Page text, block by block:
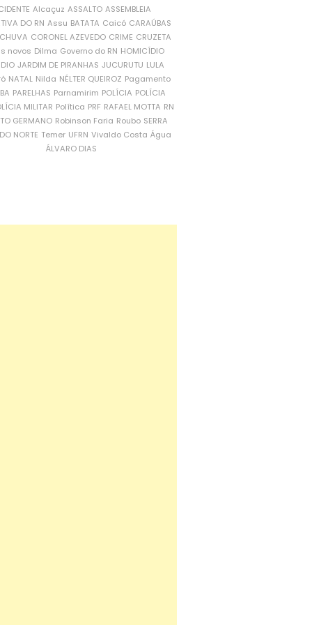
Alcaçuz ASSALTO ASSEMBLEIA
DO RN Assu BATATA Caicó CARAÚBAS
CORONEL AZEVEDO CRIME CRUZETA
novos Dilma Governo do RN HOMICÍDIO
JARDIM DE PIRANHAS JUCURUTU LULA
NATAL Nilda NÉLTER QUEIROZ Pagamento
PARELHAS Parnamirim POLÍCIA POLÍCIA
MILITAR Política PRF RAFAEL MOTTA RN
GERMANO Robinson Faria Roubo SERRA
NORTE Temer UFRN Vivaldo Costa Água
ÁLVARO DIAS